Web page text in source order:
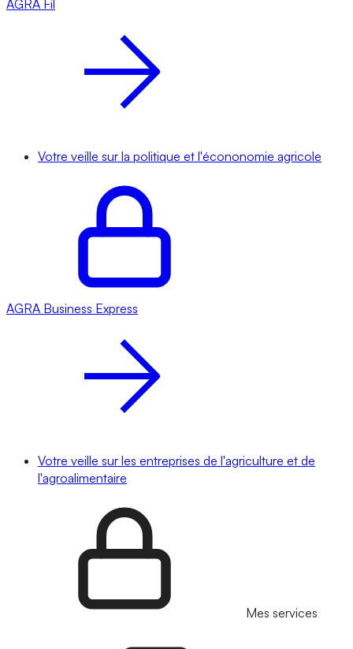
AGRA Fil
Votre veille sur la politique et l'écononomie agricole
AGRA Business Express
Votre veille sur les entreprises de l'agriculture et de
l'agroalimentaire
Mes services